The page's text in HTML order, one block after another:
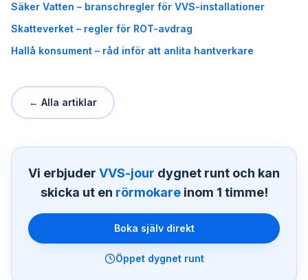
Säker Vatten – branschregler för VVS-installationer
Skatteverket – regler för ROT-avdrag
Hallå konsument – råd inför att anlita hantverkare
← Alla artiklar
Vi erbjuder VVS-jour dygnet runt och kan
skicka ut en rörmokareinom 1 timme!
Boka själv direkt
Öppet dygnet runt